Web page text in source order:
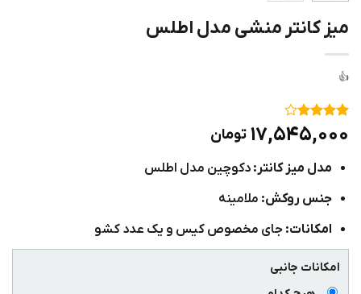
میز کانتر منشی مدل اطلس
امتیاز
۴
از ۵
۱
مشتری
۱۷,۵۴۵,۰۰۰ تومان
مدل میز کانتر: دکوچین مدل اطلس
جنس روکش: ملامینه
امکانات: جای مخصوص کیس و یک عدد کشو
امکانات جانبی